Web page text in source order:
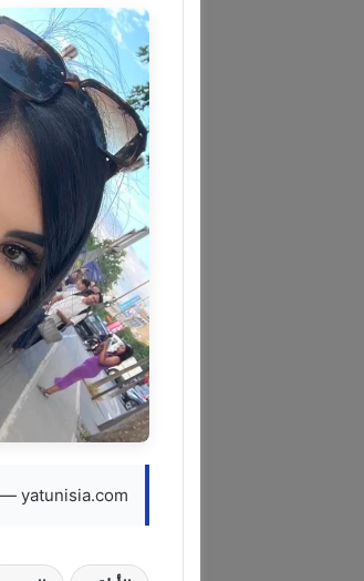
yatunisia.com — نرمين عسل… أناقة ناعمة تصنع نجومية صاعدة من باريس